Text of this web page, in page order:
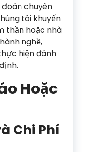
đoán chuyên
tôi khuyến
thần hoặc nhà
nghề,
hiện đánh
Hoặc
Chi Phí